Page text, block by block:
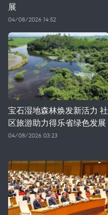
展
04/08/2026 14:52
宝石湿地森林焕发新活力 社
区旅游助力得乐省绿色发展
04/08/2026 03:23